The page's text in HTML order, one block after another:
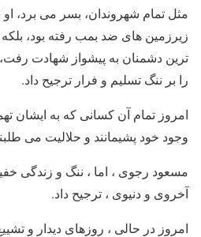
مثل تمام شهروندان، بسر می برد، او
زیرزمین های ضد بمب رفته بود،
ترین دشمنان به پیشواز شهادت
را بر ننگ تسلیم و فرار ترجیح داد.
امروز تمام آن کسانی که به ایشان
وجود خود پشیمانند و حلالیت می
مسعود رجوی ، اما ، ننگ و زندگی
آخروی و دنیوی ، ترجیح داد.
امروز در حالی ، روزهای دیدار و